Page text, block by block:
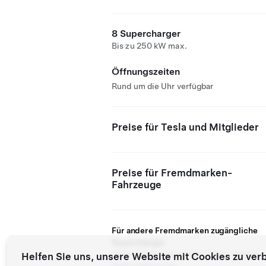
8 Supercharger
Bis zu 250 kW max.
Öffnungszeiten
Rund um die Uhr verfügbar
Preise für Tesla und Mitglieder
Preise für Fremdmarken-
Fahrzeuge
Für andere Fremdmarken zugängliche
Unterstützte Fahrzeuge: Tesla, andere
Helfen Sie uns, unsere Website mit Cookies zu